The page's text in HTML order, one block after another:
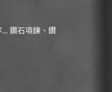
鑽石項鍊、鑽